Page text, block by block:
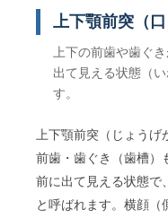
上下顎前突（
上下の前歯や歯ぐ
出て見える状態（
す。
上下顎前突（じょうげ
前歯・歯ぐき（歯槽）
前に出て見える状態で
と呼ばれます。横顔（